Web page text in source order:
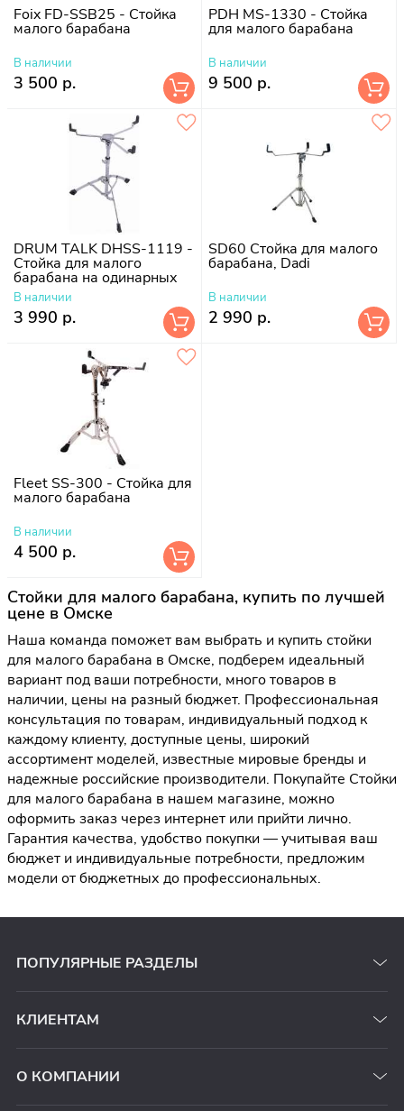
Foix FD-SSB25 - Стойка
малого барабана
В наличии
3 500 р.
PDH MS-1330 - Стойка
для малого барабана
В наличии
9 500 р.
DRUM TALK DHSS-1119 -
Стойка для малого
барабана на одинарных
ножках Blue Star
В наличии
3 990 р.
SD60 Стойка для малого
барабана, Dadi
В наличии
2 990 р.
Fleet SS-300 - Стойка для
малого барабана
В наличии
4 500 р.
Стойки для малого барабана, купить по лучшей
цене в Омске
Наша команда поможет вам выбрать и купить стойки
для малого барабана в Омске, подберем идеальный
вариант под ваши потребности, много товаров в
наличии, цены на разный бюджет. Профессиональная
консультация по товарам, индивидуальный подход к
каждому клиенту, доступные цены, широкий
ассортимент моделей, известные мировые бренды и
надежные российские производители. Покупайте Стойки
для малого барабана в нашем магазине, можно
оформить заказ через интернет или прийти лично.
Гарантия качества, удобство покупки — учитывая ваш
бюджет и индивидуальные потребности, предложим
модели от бюджетных до профессиональных.
ПОПУЛЯРНЫЕ РАЗДЕЛЫ
КЛИЕНТАМ
О КОМПАНИИ